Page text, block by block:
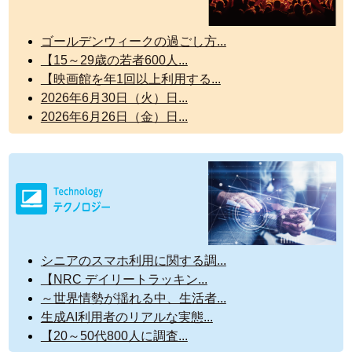
ゴールデンウィークの過ごし方...
【15～29歳の若者600人...
【映画館を年1回以上利用する...
2026年6月30日（火）日...
2026年6月26日（金）日...
シニアのスマホ利用に関する調...
【NRC デイリートラッキン...
～世界情勢が揺れる中、生活者...
生成AI利用者のリアルな実態...
【20～50代800人に調査...